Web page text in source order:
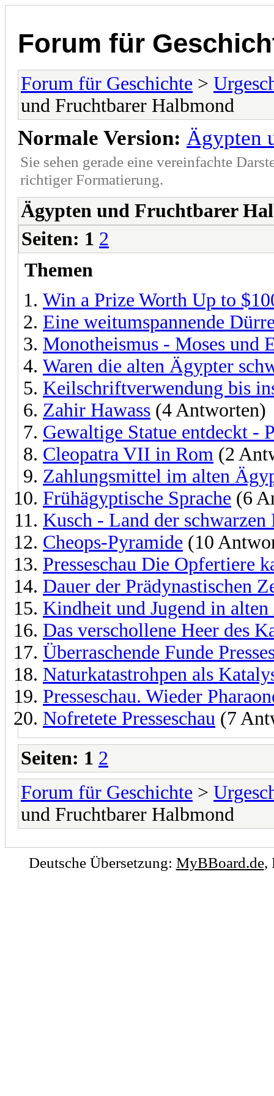
Forum für
Forum für Geschichte >
und Fruchtbarer Halbmond
Normale Version: Ägypten
Sie sehen gerade eine vereinfachte
richtiger Formatierung.
Ägypten und Fruchtbarer
Seiten: 1 2
Themen
Win a Prize Worth Up to
Eine weitumspannende
Monotheismus - Moses und
Waren die alten Ägypter
Keilschriftverwendung bis
Zahir Hawass (4 Antworten)
Gewaltige Statue entdeckt -
Cleopatra VII in Rom (2
Zahlungsmittel im alten
Frühägyptische Sprache (6
Kusch - Land der schwarzen
Cheops-Pyramide (10
Presseschau Die Opfertiere
Dauer der Prädynastischen
Kindheit und Jugend in alten
Das verschollene Heer des
Überraschende Funde
Naturkatastrohpen als
Presseschau. Wieder
Nofretete Presseschau (7
Seiten: 1 2
Forum für Geschichte >
und Fruchtbarer Halbmond
Deutsche Übersetzung: MyBBoard.de,